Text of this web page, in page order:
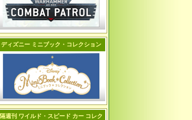
ディズニー ミニブック・コレクション
隔週刊 ワイルド・スピード カー コレク